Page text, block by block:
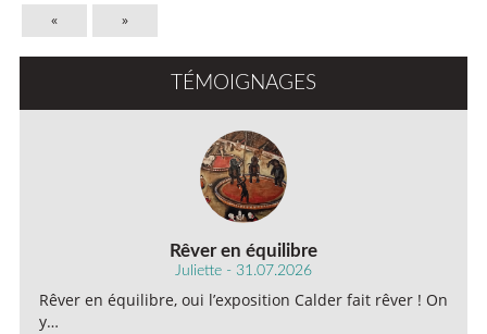
« »
TÉMOIGNAGES
Rêver en équilibre
Juliette - 31.07.2026
Rêver en équilibre, oui l’exposition Calder fait rêver ! On
y…